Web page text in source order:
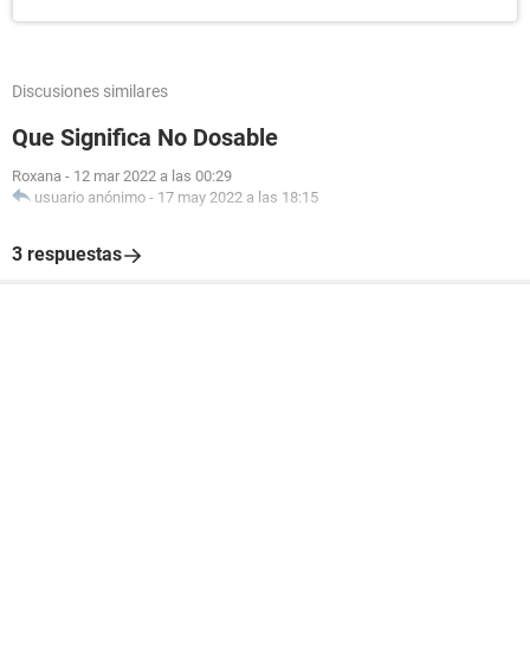
Discusiones similares
Que Significa No Dosable
Roxana - 12 mar 2022 a las 00:29
usuario anónimo - 17 may 2022 a las 18:15
3 respuestas